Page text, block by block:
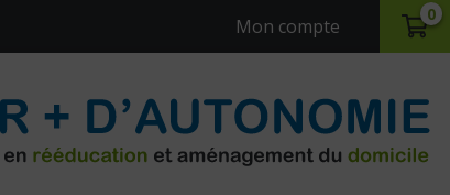
Mon compte
0